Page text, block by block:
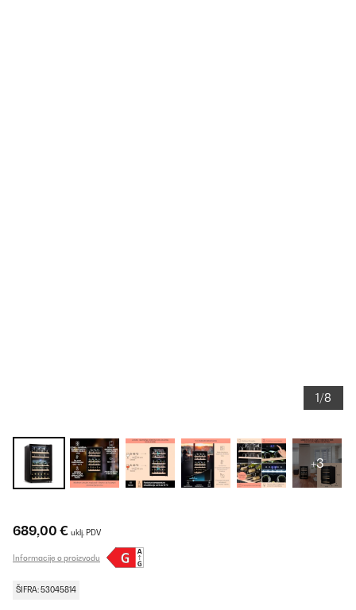
1/8
+3
689,00 € uklj. PDV
Informacije o proizvodu
ŠIFRA: 53045814